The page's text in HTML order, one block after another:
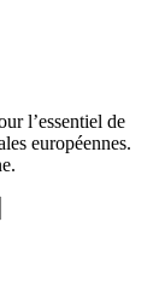
l’essentiel de
européennes.